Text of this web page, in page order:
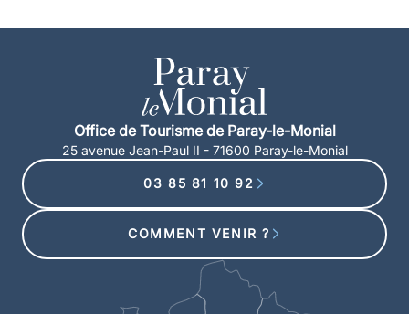
Office de Tourisme de Paray-le-Monial
25 avenue Jean-Paul II - 71600 Paray-le-Monial
03 85 81 10 92
COMMENT VENIR ?